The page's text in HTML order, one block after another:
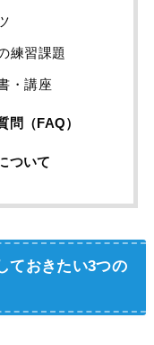
練習課題
・講座
問（FAQ）
ついて
ておきたい3つの